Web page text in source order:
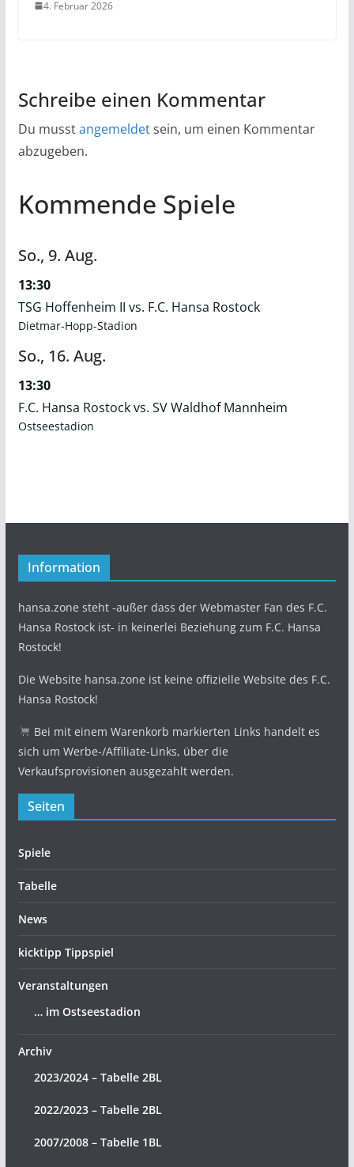
4. Februar 2026
Schreibe einen Kommentar
Du musstangemeldetsein, um einen Kommentar
abzugeben.
Kommende Spiele
So., 9. Aug.
13:30
TSG Hoffenheim II vs. F.C. Hansa Rostock
Dietmar-Hopp-Stadion
So., 16. Aug.
13:30
F.C. Hansa Rostock vs. SV Waldhof Mannheim
Ostseestadion
Information
hansa.zone steht -außer dass der Webmaster Fan des F.C.
Hansa Rostock ist- in keinerlei Beziehung zum F.C. Hansa
Rostock!
Die Website hansa.zone ist keine offizielle Website des F.C.
Hansa Rostock!
Bei mit einem Warenkorb markierten Links handelt es
sich um Werbe-/Affiliate-Links, über die
Verkaufsprovisionen ausgezahlt werden.
Seiten
Spiele
Tabelle
News
kicktipp Tippspiel
Veranstaltungen
… im Ostseestadion
Archiv
2023/2024 – Tabelle 2BL
2022/2023 – Tabelle 2BL
2007/2008 – Tabelle 1BL